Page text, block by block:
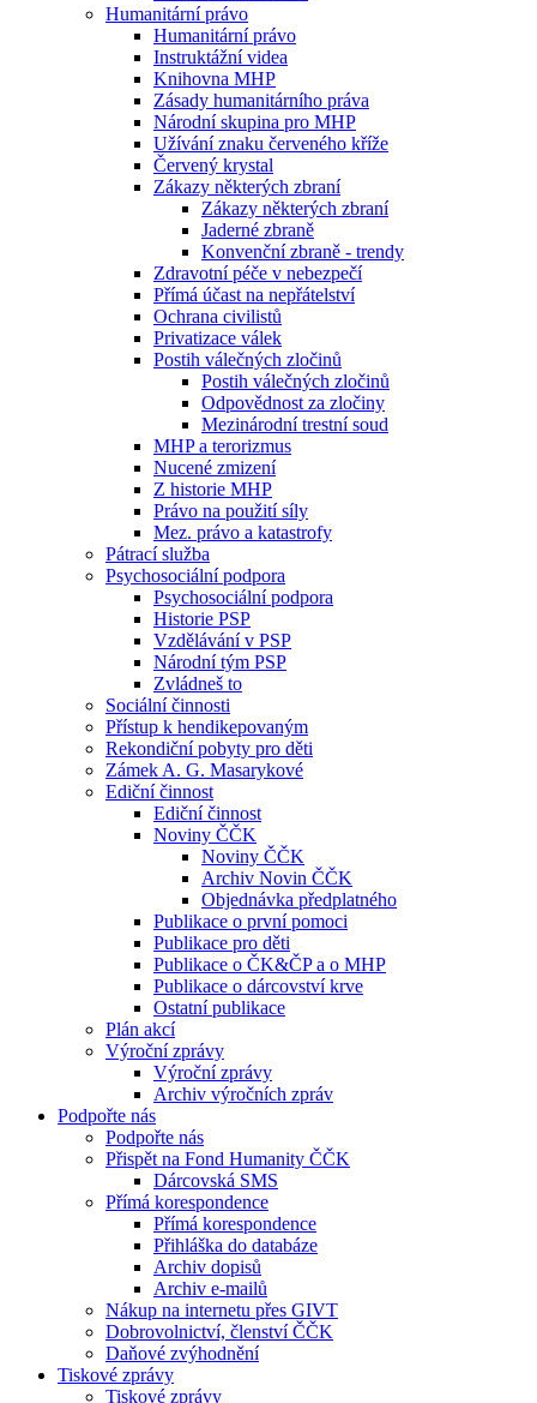
Humanitární právo
Humanitární právo
Instruktážní videa
Knihovna MHP
Zásady humanitárního práva
Národní skupina pro MHP
Užívání znaku červeného kříže
Červený krystal
Zákazy některých zbraní
Zákazy některých zbraní
Jaderné zbraně
Konvenční zbraně - trendy
Zdravotní péče v nebezpečí
Přímá účast na nepřátelství
Ochrana civilistů
Privatizace válek
Postih válečných zločinů
Postih válečných zločinů
Odpovědnost za zločiny
Mezinárodní trestní soud
MHP a terorizmus
Nucené zmizení
Z historie MHP
Právo na použití síly
Mez. právo a katastrofy
Pátrací služba
Psychosociální podpora
Psychosociální podpora
Historie PSP
Vzdělávání v PSP
Národní tým PSP
Zvládneš to
Sociální činnosti
Přístup k hendikepovaným
Rekondiční pobyty pro děti
Zámek A. G. Masarykové
Ediční činnost
Ediční činnost
Noviny ČČK
Noviny ČČK
Archiv Novin ČČK
Objednávka předplatného
Publikace o první pomoci
Publikace pro děti
Publikace o ČK&ČP a o MHP
Publikace o dárcovství krve
Ostatní publikace
Plán akcí
Výroční zprávy
Výroční zprávy
Archiv výročních zpráv
Podpořte nás
Podpořte nás
Přispět na Fond Humanity ČČK
Dárcovská SMS
Přímá korespondence
Přímá korespondence
Přihláška do databáze
Archiv dopisů
Archiv e-mailů
Nákup na internetu přes GIVT
Dobrovolnictví, členství ČČK
Daňové zvýhodnění
Tiskové zprávy
Tiskové zprávy